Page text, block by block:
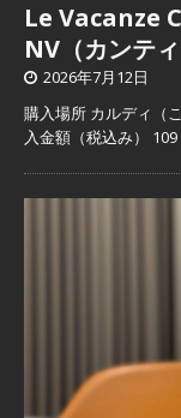
Le Vacanze
NV（カンテ
2026年7月12日
購入場所 カルディ（
入金額（税込み） 109